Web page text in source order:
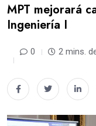
MPT mejorará
Ingeniería I
0 2 mins.